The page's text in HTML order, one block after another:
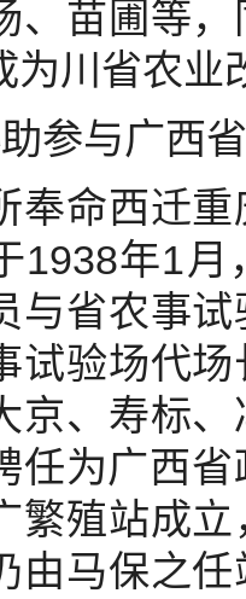
、苗圃等
为川省农业
与广西省
命西迁重
1938年1
与省农事
试验场代
京、寿标
任为广西
繁殖站成
由马保之